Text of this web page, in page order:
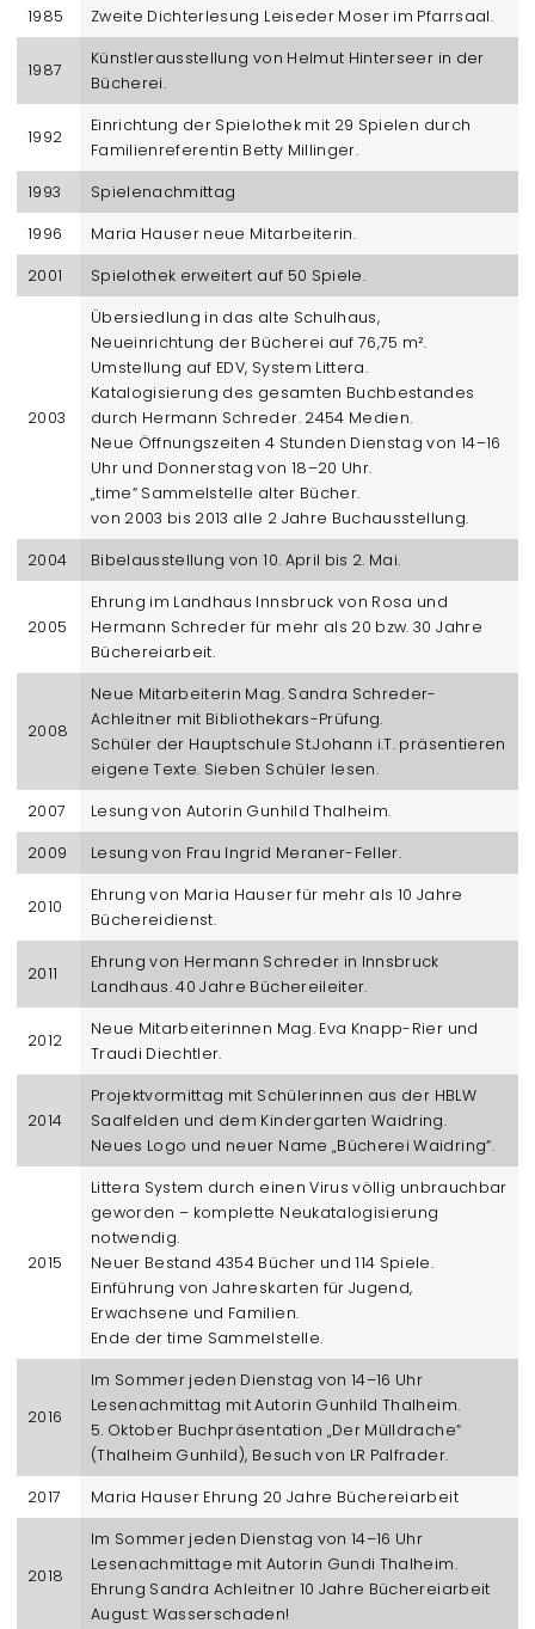
1985 Zweite Dichterlesung Leiseder Moser im Pfarrsaal.
1987
Künstlerausstellung von Helmut Hinterseer in der
Bücherei.
1992
Einrichtung der Spielothek mit 29 Spielen durch
Familienreferentin Betty Millinger.
1993 Spielenachmittag
1996 Maria Hauser neue Mitarbeiterin.
2001 Spielothek erweitert auf 50 Spiele.
2003
Übersiedlung in das alte Schulhaus,
Neueinrichtung der Bücherei auf 76,75 m².
Umstellung auf EDV, System Littera.
Katalogisierung des gesamten Buchbestandes
durch Hermann Schreder. 2454 Medien.
Neue Öffnungszeiten 4 Stunden Dienstag von 14–16
Uhr und Donnerstag von 18–20 Uhr.
„time“ Sammelstelle alter Bücher.
von 2003 bis 2013 alle 2 Jahre Buchausstellung.
2004 Bibelausstellung von 10. April bis 2. Mai.
2005
Ehrung im Landhaus Innsbruck von Rosa und
Hermann Schreder für mehr als 20 bzw. 30 Jahre
Büchereiarbeit.
2008
Neue Mitarbeiterin Mag. Sandra Schreder-
Achleitner mit Bibliothekars-Prüfung.
Schüler der Hauptschule St.Johann i.T. präsentieren
eigene Texte. Sieben Schüler lesen.
2007 Lesung von Autorin Gunhild Thalheim.
2009 Lesung von Frau Ingrid Meraner-Feller.
2010
Ehrung von Maria Hauser für mehr als 10 Jahre
Büchereidienst.
2011
Ehrung von Hermann Schreder in Innsbruck
Landhaus. 40 Jahre Büchereileiter.
2012
Neue Mitarbeiterinnen Mag. Eva Knapp-Rier und
Traudi Diechtler.
2014
Projektvormittag mit Schülerinnen aus der HBLW
Saalfelden und dem Kindergarten Waidring.
Neues Logo und neuer Name „Bücherei Waidring“.
2015
Littera System durch einen Virus völlig unbrauchbar
geworden – komplette Neukatalogisierung
notwendig.
Neuer Bestand 4354 Bücher und 114 Spiele.
Einführung von Jahreskarten für Jugend,
Erwachsene und Familien.
Ende der time Sammelstelle.
2016
Im Sommer jeden Dienstag von 14–16 Uhr
Lesenachmittag mit Autorin Gunhild Thalheim.
5. Oktober Buchpräsentation „Der Mülldrache“
(Thalheim Gunhild), Besuch von LR Palfrader.
2017 Maria Hauser Ehrung 20 Jahre Büchereiarbeit
2018
Im Sommer jeden Dienstag von 14–16 Uhr
Lesenachmittage mit Autorin Gundi Thalheim.
Ehrung Sandra Achleitner 10 Jahre Büchereiarbeit
August: Wasserschaden!